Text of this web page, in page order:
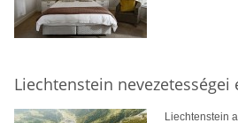
Liechtenstein nevezetességei
Liechtenstein